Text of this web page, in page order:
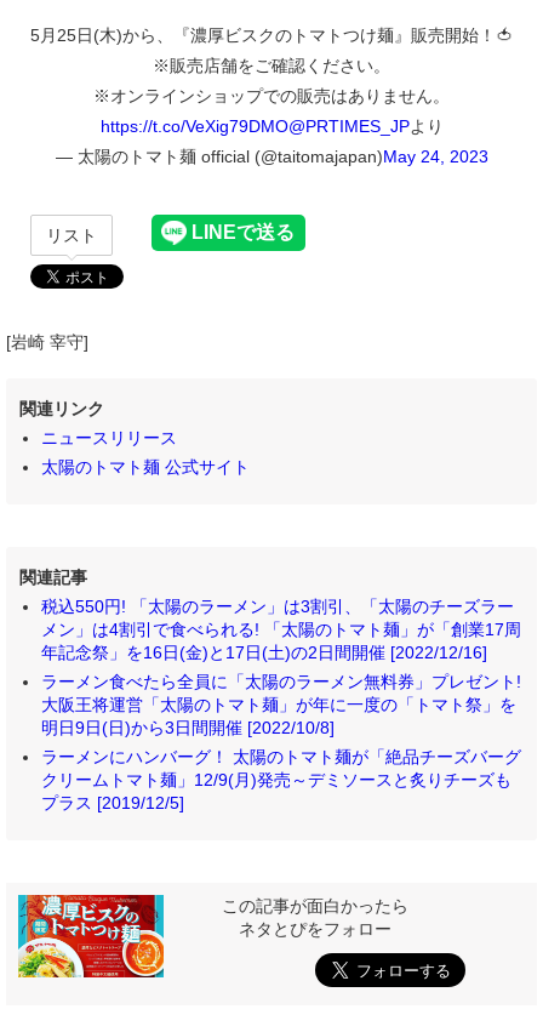
5月25日(木)から、『濃厚ビスクのトマトつけ麺』販売開始！🍅
※販売店舗をご確認ください。
※オンラインショップでの販売はありません。
https://t.co/VeXig79DMO@PRTIMES_JPより
— 太陽のトマト麺 official (@taitomajapan)May 24, 2023
リスト
[岩崎 宰守]
関連リンク
ニュースリリース
太陽のトマト麺 公式サイト
関連記事
税込550円! 「太陽のラーメン」は3割引、「太陽のチーズラー
メン」は4割引で食べられる! 「太陽のトマト麺」が「創業17周
年記念祭」を16日(金)と17日(土)の2日間開催 [2022/12/16]
ラーメン食べたら全員に「太陽のラーメン無料券」プレゼント!
大阪王将運営「太陽のトマト麺」が年に一度の「トマト祭」を
明日9日(日)から3日間開催 [2022/10/8]
ラーメンにハンバーグ！ 太陽のトマト麺が「絶品チーズバーグ
クリームトマト麺」12/9(月)発売～デミソースと炙りチーズも
プラス [2019/12/5]
この記事が面白かったら
ネタとぴをフォロー